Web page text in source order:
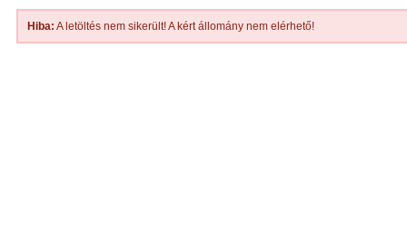
Hiba: A letöltés nem sikerült! A kért állomány nem elérhető!